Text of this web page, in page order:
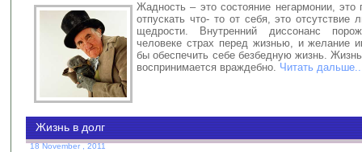
Жадность – это состояние негармонии, это
отпускать что- то от себя, это отсутствие
щедрости. Внутренний диссонанс
человеке страх перед жизнью, и желание
бы обеспечить себе безбедную жизнь.
воспринимается враждебно. Читать дальше..
Жизнь в долг
18 November , 2011